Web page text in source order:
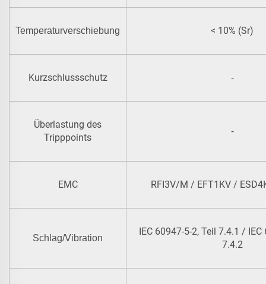
Temperaturverschiebung < 10% (Sr)
Kurzschlussschutz -
Überlastung des
Tripppoints
-
EMC RFI3V/M / EFT1KV /
Schlag/Vibration
IEC 60947-5-2, Teil 7.4.1 / IEC
7.4.2